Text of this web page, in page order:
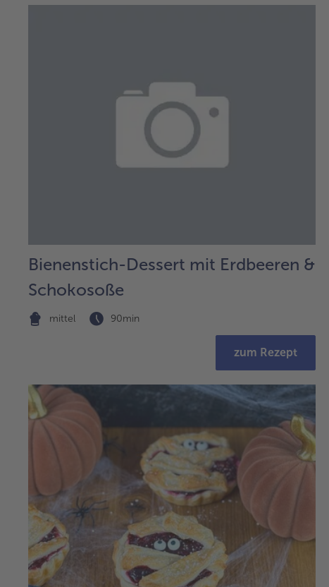
Bienenstich-Dessert mit Erdbeeren &
Schokosoße
mittel 90min
zum Rezept